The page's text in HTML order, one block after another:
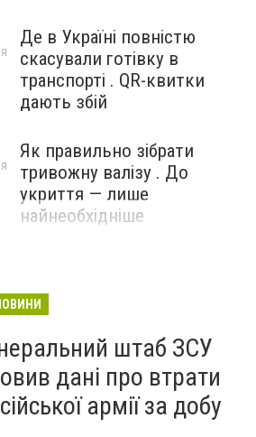
Де в Україні повністю
скасували готівку в
транспорті . QR-квитки
дають збій
Як правильно зібрати
тривожну валізу . До
укриття — лише
найнеобхідніше
штаб ЗСУ
дані про втрати
армії за добу